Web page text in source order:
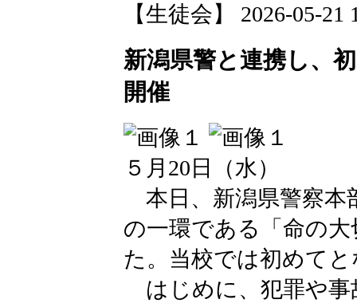
【生徒会】 2026-05-21
新潟県警と連携し、
開催
５月20日（水）
本日、新潟県警察本
の一環である「命の
た。当校では初めて
はじめに、犯罪や事